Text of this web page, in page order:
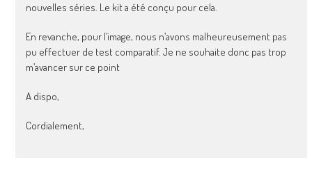
nouvelles séries. Le kit a été conçu pour cela.
En revanche, pour l’image, nous n’avons malheureusement pas
pu effectuer de test comparatif. Je ne souhaite donc pas trop
m’avancer sur ce point
A dispo,
Cordialement,